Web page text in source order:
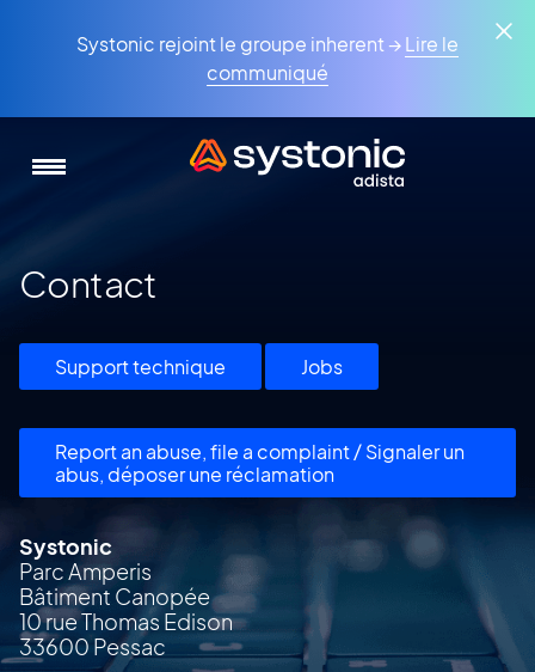
Systonic rejoint le groupe inherent →Lire le
communiqué
Contact
Support technique Jobs
Report an abuse, file a complaint / Signaler un
abus, déposer une réclamation
Systonic
Parc Amperis
Bâtiment Canopée
10 rue Thomas Edison
33600 Pessac